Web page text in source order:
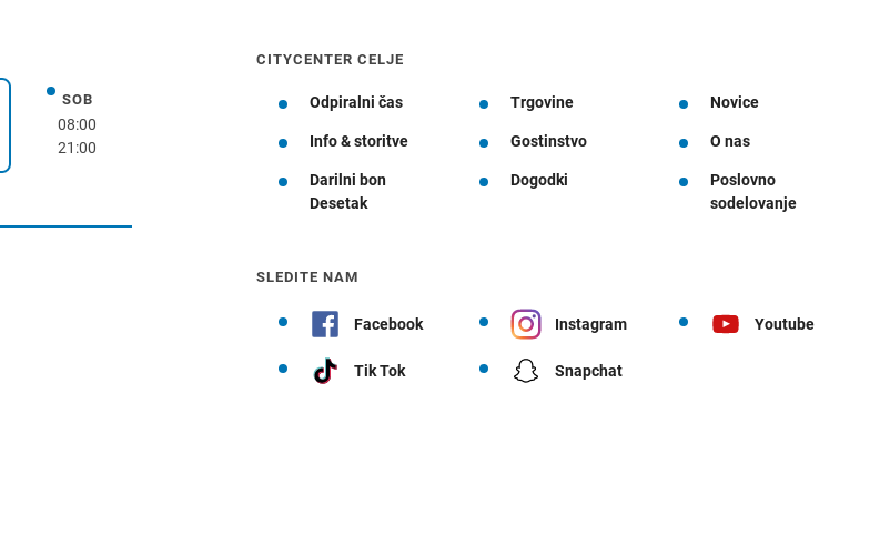
SOBsobota
08:00
21:00
CITYCENTER CELJE
Odpiralni čas Trgovine Novice
Info & storitve Gostinstvo O nas
Darilni bon
Desetak
Dogodki
Poslovno
sodelovanje
SLEDITE NAM
Facebook Instagram Youtube
Tik Tok Snapchat